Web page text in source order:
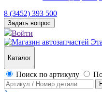
8 (3452) 393 500
Задать вопрос
Войти
Каталог
Поиск по артикулу